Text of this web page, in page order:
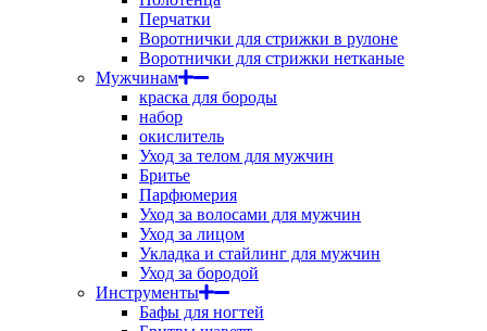
Перчатки
Воротнички для стрижки в рулоне
Воротнички для стрижки нетканые
Мужчинам
краска для бороды
набор
окислитель
Уход за телом для мужчин
Бритье
Парфюмерия
Уход за волосами для мужчин
Уход за лицом
Укладка и стайлинг для мужчин
Уход за бородой
Инструменты
Бафы для ногтей